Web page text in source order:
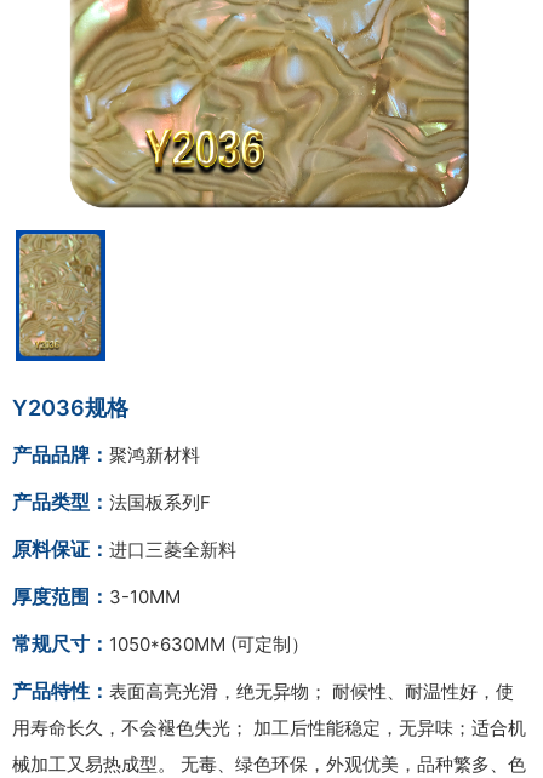
Y2036规格
产品品牌： 聚鸿新材料
产品类型： 法国板系列F
原料保证： 进口三菱全新料
厚度范围： 3-10MM
常规尺寸： 1050*630MM (可定制）
产品特性： 表面高亮光滑，绝无异物； 耐候性、耐温性好，使
用寿命长久，不会褪色失光； 加工后性能稳定，无异味；适合机
械加工又易热成型。 无毒、绿色环保，外观优美，品种繁多、色